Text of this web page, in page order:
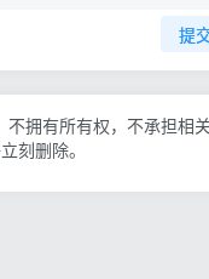
提
拥有所有权，不承担相
刻删除。